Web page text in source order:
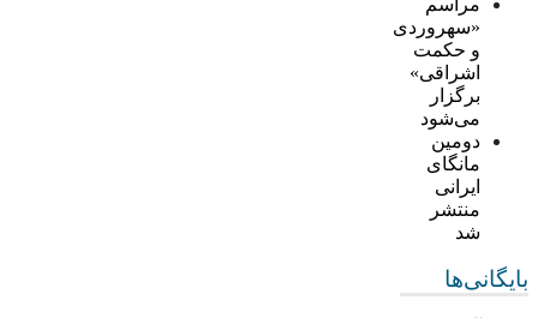
«سهروردی
و حکمت
اشراقی»
برگزار
می‌شود
دومین
مانگای
ایرانی
منتشر
شد
بایگانی‌ها